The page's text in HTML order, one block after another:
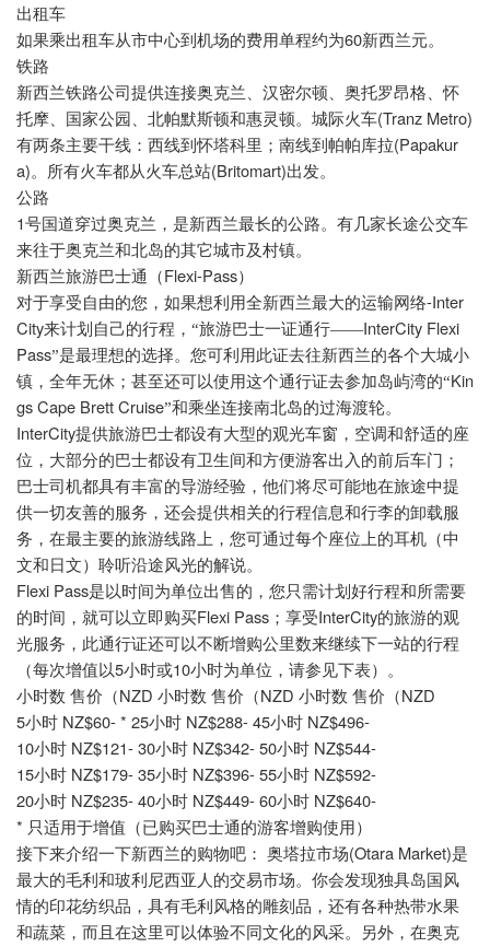
出租车
如果乘出租车从市中心到机场的费用单程约为60新西兰元。
铁路
新西兰铁路公司提供连接奥克兰、汉密尔顿、奥托罗昂格、怀
托摩、国家公园、北帕默斯顿和惠灵顿。城际火车(Tranz Metro)
有两条主要干线：西线到怀塔科里；南线到帕帕库拉(Papakur
a)。所有火车都从火车总站(Britomart)出发。
公路
1号国道穿过奥克兰，是新西兰最长的公路。有几家长途公交车
来往于奥克兰和北岛的其它城市及村镇。
新西兰旅游巴士通（Flexi-Pass）
对于享受自由的您，如果想利用全新西兰最大的运输网络-Inter
City来计划自己的行程，“旅游巴士一证通行――InterCity Flexi
Pass”是最理想的选择。您可利用此证去往新西兰的各个大城小
镇，全年无休；甚至还可以使用这个通行证去参加岛屿湾的“Kin
gs Cape Brett Cruise”和乘坐连接南北岛的过海渡轮。
InterCity提供旅游巴士都设有大型的观光车窗，空调和舒适的座
位，大部分的巴士都设有卫生间和方便游客出入的前后车门；
巴士司机都具有丰富的导游经验，他们将尽可能地在旅途中提
供一切友善的服务，还会提供相关的行程信息和行李的卸载服
务，在最主要的旅游线路上，您可通过每个座位上的耳机（中
文和日文）聆听沿途风光的解说。
Flexi Pass是以时间为单位出售的，您只需计划好行程和所需要
的时间，就可以立即购买Flexi Pass ；享受InterCity的旅游的观
光服务，此通行证还可以不断增购公里数来继续下一站的行程
（每次增值以5小时或10小时为单位，请参见下表）。
小时数 售价（NZD 小时数 售价（NZD 小时数 售价（NZD
5小时 NZ$60- * 25小时 NZ$288- 45小时 NZ$496-
10小时 NZ$121- 30小时 NZ$342- 50小时 NZ$544-
15小时 NZ$179- 35小时 NZ$396- 55小时 NZ$592-
20小时 NZ$235- 40小时 NZ$449- 60小时 NZ$640-
* 只适用于增值（已购买巴士通的游客增购使用）
接下来介绍一下新西兰的购物吧： 奥塔拉市场(Otara Market)是
最大的毛利和玻利尼西亚人的交易市场。你会发现独具岛国风
情的印花纺织品，具有毛利风格的雕刻品，还有各种热带水果
和蔬菜，而且在这里可以体验不同文化的风采。另外，在奥克